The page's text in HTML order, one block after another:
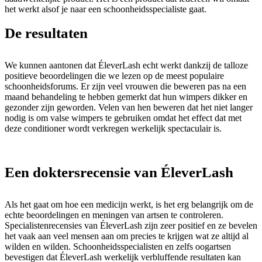
het werkt alsof je naar een schoonheidsspecialiste gaat.
De resultaten
We kunnen aantonen dat ÉleverLash echt werkt dankzij de talloze
positieve beoordelingen die we lezen op de meest populaire
schoonheidsforums. Er zijn veel vrouwen die beweren pas na een
maand behandeling te hebben gemerkt dat hun wimpers dikker en
gezonder zijn geworden. Velen van hen beweren dat het niet langer
nodig is om valse wimpers te gebruiken omdat het effect dat met
deze conditioner wordt verkregen werkelijk spectaculair is.
Een doktersrecensie van ÉleverLash
Als het gaat om hoe een medicijn werkt, is het erg belangrijk om de
echte beoordelingen en meningen van artsen te controleren.
Specialistenrecensies van ÉleverLash zijn zeer positief en ze bevelen
het vaak aan veel mensen aan om precies te krijgen wat ze altijd al
wilden en wilden. Schoonheidsspecialisten en zelfs oogartsen
bevestigen dat ÉleverLash werkelijk verbluffende resultaten kan